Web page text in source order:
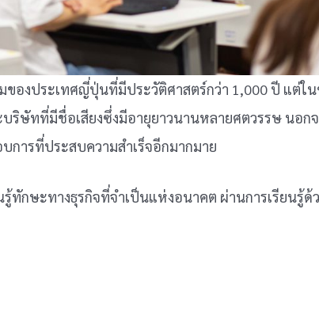
ของประเทศญี่ปุ่นที่มีประวัติศาสตร์กว่า 1,000 ปี แต่ใ
ริษัทที่มีชื่อเสียงซึ่งมีอายุยาวนานหลายศตวรรษ นอก
ารที่ประสบความสำเร็จอีกมากมาย
ทักษะทางธุรกิจที่จำเป็นแห่งอนาคต ผ่านการเรียนรู้